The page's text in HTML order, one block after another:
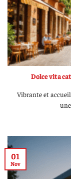
Dolce vita
Vibrante et
01
Nov